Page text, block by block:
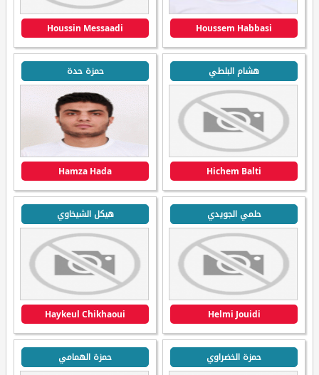
Houssem Habbasi
Houssin Messaadi
هشام البلطي
Hichem Balti
حمزة حدة
Hamza Hada
حلمي الجويدي
Helmi Jouidi
هيكل الشيخاوي
Haykeul Chikhaoui
حمزة الخضراوي حمزة الهمامي